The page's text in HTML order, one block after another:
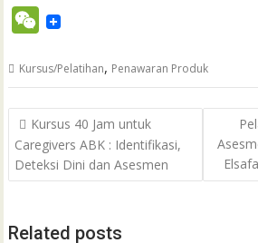
a
e
b
o
o
k
t
t
e
r
t
s
A
p
p
i
l
i
l
o
a
i
W
C
a
t
Kursus/Pelatihan, Penawaran Produk
Post
navigation
Kursus 40 Jam untuk
Caregivers ABK : Identifikasi,
Deteksi Dini dan Asesmen
Related posts